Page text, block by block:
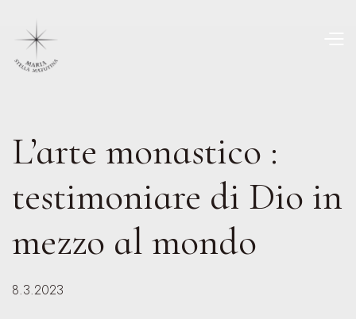
L’arte monastico :
testimoniare di Dio in
mezzo al mondo
8.3.2023